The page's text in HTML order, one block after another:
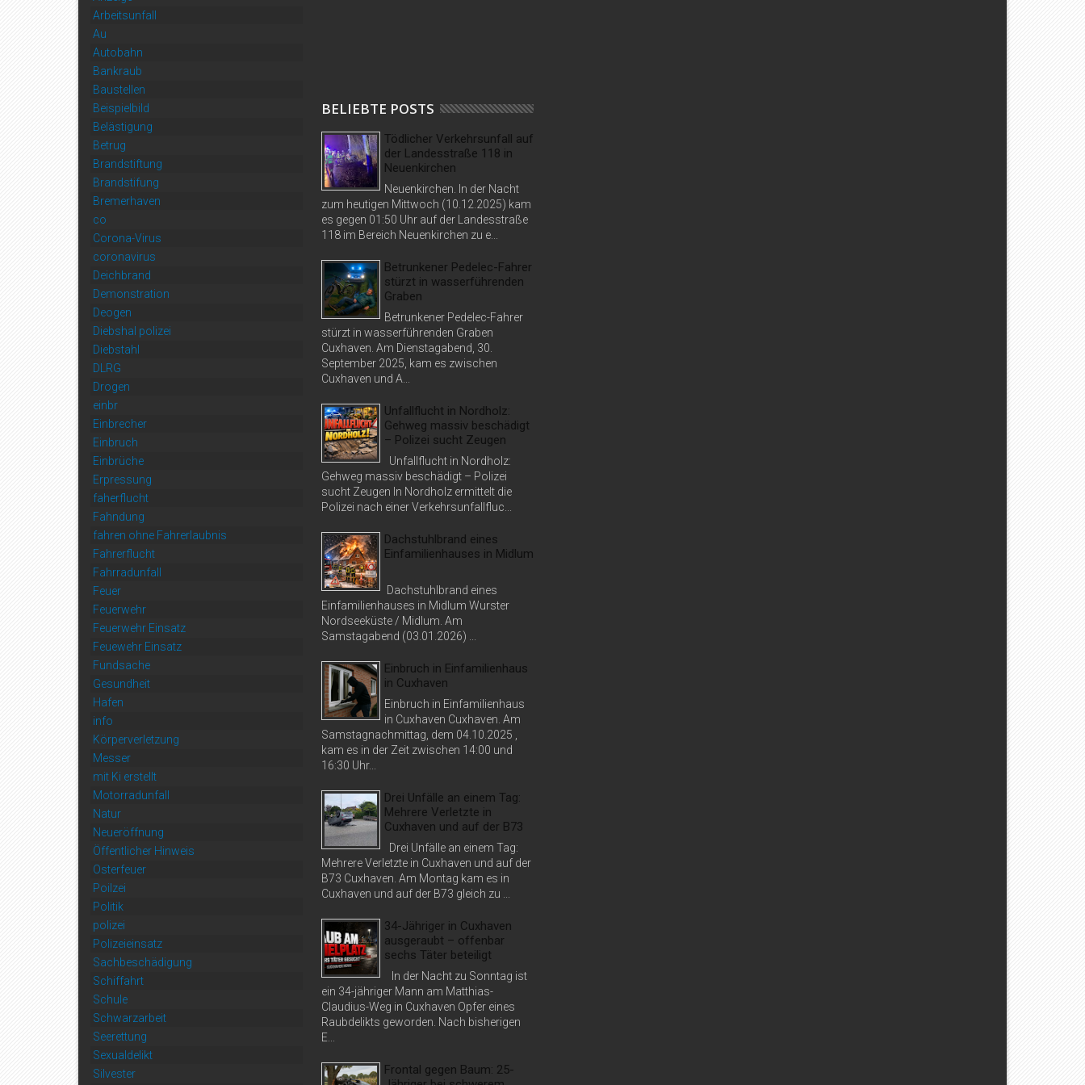
Arbeitsunfall
Au
Autobahn
Bankraub
Baustellen
Beispielbild
Belästigung
Betrug
Brandstiftung
Brandstifung
Bremerhaven
co
Corona-Virus
coronavirus
Deichbrand
Demonstration
Deogen
Diebshal polizei
Diebstahl
DLRG
Drogen
einbr
Einbrecher
Einbruch
Einbrüche
Erpressung
faherflucht
Fahndung
fahren ohne Fahrerlaubnis
Fahrerflucht
Fahrradunfall
Feuer
Feuerwehr
Feuerwehr Einsatz
Feuewehr Einsatz
Fundsache
Gesundheit
Hafen
info
Körperverletzung
Messer
mit Ki erstellt
Motorradunfall
Natur
Neueröffnung
Öffentlicher Hinweis
Osterfeuer
Poilzei
Politik
polizei
Polizeieinsatz
Sachbeschädigung
Schiffahrt
Schule
Schwarzarbeit
Seerettung
Sexualdelikt
Silvester
BELIEBTE POSTS
Tödlicher Verkehrsunfall auf
der Landesstraße 118 in
Neuenkirchen
Neuenkirchen. In der Nacht
zum heutigen Mittwoch (10.12.2025) kam
es gegen 01:50 Uhr auf der Landesstraße
118 im Bereich Neuenkirchen zu e...
Betrunkener Pedelec-Fahrer
stürzt in wasserführenden
Graben
Betrunkener Pedelec-Fahrer
stürzt in wasserführenden Graben
Cuxhaven. Am Dienstagabend, 30.
September 2025, kam es zwischen
Cuxhaven und A...
Unfallflucht in Nordholz:
Gehweg massiv beschädigt
– Polizei sucht Zeugen
Unfallflucht in Nordholz:
Gehweg massiv beschädigt – Polizei
sucht Zeugen In Nordholz ermittelt die
Polizei nach einer Verkehrsunfallfluc...
Dachstuhlbrand eines
Einfamilienhauses in Midlum
Dachstuhlbrand eines
Einfamilienhauses in Midlum Wurster
Nordseeküste / Midlum. Am
Samstagabend (03.01.2026) ...
Einbruch in Einfamilienhaus
in Cuxhaven
Einbruch in Einfamilienhaus
in Cuxhaven Cuxhaven. Am
Samstagnachmittag, dem 04.10.2025 ,
kam es in der Zeit zwischen 14:00 und
16:30 Uhr...
Drei Unfälle an einem Tag:
Mehrere Verletzte in
Cuxhaven und auf der B73
Drei Unfälle an einem Tag:
Mehrere Verletzte in Cuxhaven und auf der
B73 Cuxhaven. Am Montag kam es in
Cuxhaven und auf der B73 gleich zu ...
34-Jähriger in Cuxhaven
ausgeraubt – offenbar
sechs Täter beteiligt
In der Nacht zu Sonntag ist
ein 34-jähriger Mann am Matthias-
Claudius-Weg in Cuxhaven Opfer eines
Raubdelikts geworden. Nach bisherigen
E...
Frontal gegen Baum: 25-